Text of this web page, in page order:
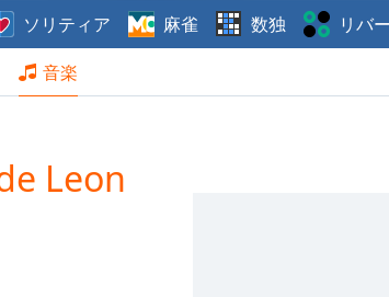
音楽
ソリティア 麻雀 数独 リバ
Leon